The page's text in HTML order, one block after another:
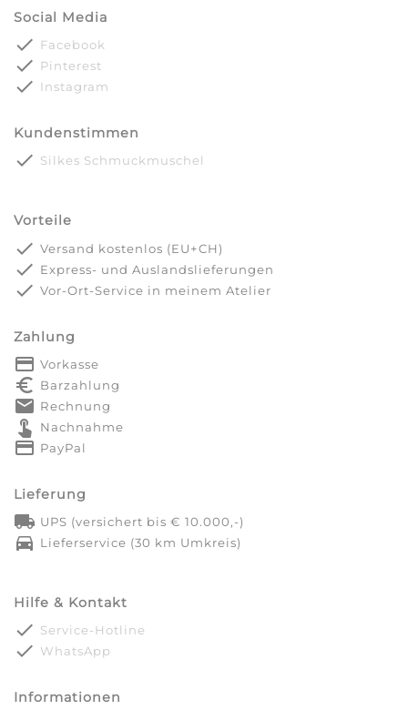
Social Media
done Facebook
done Pinterest
done Instagram
Kundenstimmen
done Silkes Schmuckmuschel
Vorteile
done Versand kostenlos (EU+CH)
done Express- und Auslandslieferungen
done Vor-Ort-Service in meinem Atelier
Zahlung
payment Vorkasse
euro_symbol Barzahlung
markunread Rechnung
touch_app Nachnahme
credit_card PayPal
Lieferung
local_shipping UPS (versichert bis € 10.000,-)
directions_car Lieferservice (30 km Umkreis)
Hilfe & Kontakt
done Service-Hotline
done WhatsApp
Informationen